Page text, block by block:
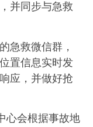
并同步与急救
急救微信群，
置信息实时发
应，并做好抢
心会根据事故地